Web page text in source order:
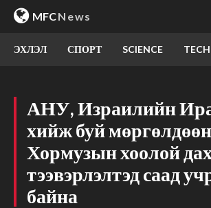
MFCNews
ЭХЛЭЛ СПОРТ SCIENCE TECH
АНУ, Израилийн
хийж буй мөргөлдөөн
Хормузын хоолой
тээвэрлэлтэд саад
байна